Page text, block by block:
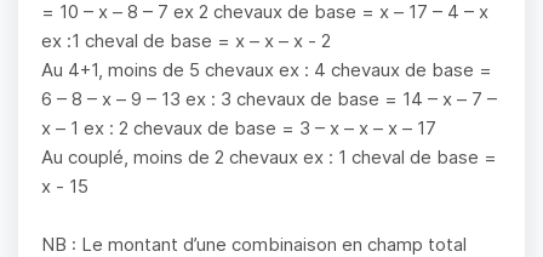
= 10 – x – 8 – 7 ex 2 chevaux de base = x – 17 – 4 – x
ex :1 cheval de base = x – x – x - 2
Au 4+1, moins de 5 chevaux ex : 4 chevaux de base =
6 – 8 – x – 9 – 13 ex : 3 chevaux de base = 14 – x – 7 –
x – 1 ex : 2 chevaux de base = 3 – x – x – x – 17
Au couplé, moins de 2 chevaux ex : 1 cheval de base =
x - 15
NB : Le montant d’une combinaison en champ total